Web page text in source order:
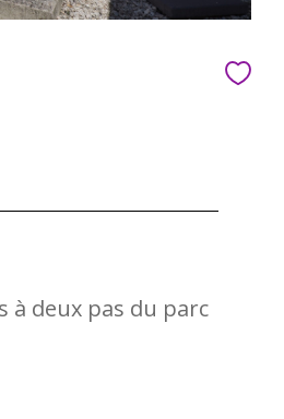
à deux pas du parc